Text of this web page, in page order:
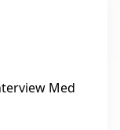
Med